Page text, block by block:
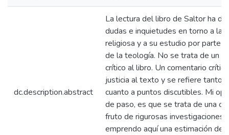
dc.description.abstract
La lectura del libro de Saltor ha
dudas e inquietudes en torno a la
religiosa y a su estudio por parte
de la teología. No se trata de un
crítico al libro. Un comentario
justicia al texto y se refiere tanto
cuanto a puntos discutibles. Mi
de paso, es que se trata de una
fruto de rigurosas investigaciones.
emprendo aquí una estimación de